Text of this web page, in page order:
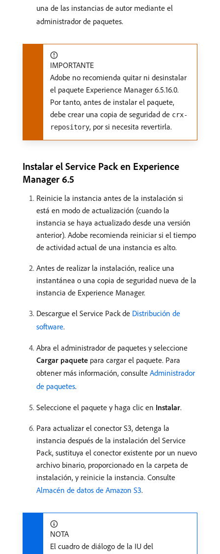
una de las instancias de autor mediante el
administrador de paquetes.
IMPORTANTE
Adobe no recomienda quitar ni desinstalar
el paquete Experience Manager 6.5.16.0.
Por tanto, antes de instalar el paquete,
debe crear una copia de seguridad de crx-
repository, por si necesita revertirla.
Instalar el Service Pack en Experience
Manager 6.5
Reinicie la instancia antes de la instalación si
está en modo de actualización (cuando la
instancia se haya actualizado desde una versión
anterior). Adobe recomienda reiniciar si el tiempo
de actividad actual de una instancia es alto.
Antes de realizar la instalación, realice una
instantánea o una copia de seguridad nueva de la
instancia de Experience Manager.
Descargue el Service Pack de Distribución de
software.
Abra el administrador de paquetes y seleccione
Cargar paquete para cargar el paquete. Para
obtener más información, consulte Administrador
de paquetes.
Seleccione el paquete y haga clic en Instalar.
Para actualizar el conector S3, detenga la
instancia después de la instalación del Service
Pack, sustituya el conector existente por un nuevo
archivo binario, proporcionado en la carpeta de
instalación, y reinicie la instancia. Consulte
Almacén de datos de Amazon S3.
NOTA
El cuadro de diálogo de la IU del